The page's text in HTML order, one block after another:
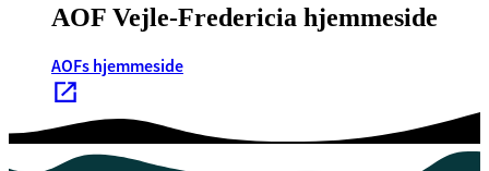
AOF Vejle-Fredericia hjemmeside
AOFs hjemmeside